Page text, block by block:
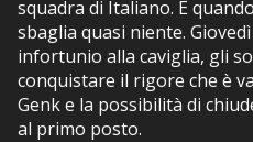
squadra di Italiano. E
sbaglia quasi niente.
infortunio alla caviglia, gli
conquistare il rigore che è
Genk e la possibilità di
al primo posto.